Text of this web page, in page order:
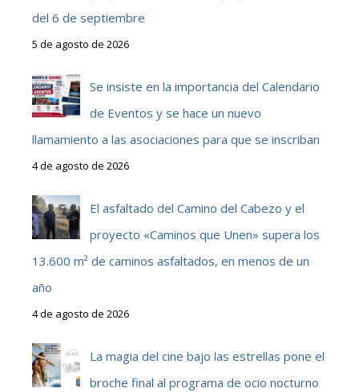
del 6 de septiembre
5 de agosto de 2026
Se insiste en la importancia del Calendario
de Eventos y se hace un nuevo
llamamiento a las asociaciones para que se inscriban
4 de agosto de 2026
El asfaltado del Camino del Cabezo y el
proyecto «Caminos que Unen» supera los
13.600 m² de caminos asfaltados, en menos de un
año
4 de agosto de 2026
La magia del cine bajo las estrellas pone el
broche final al programa de ocio nocturno